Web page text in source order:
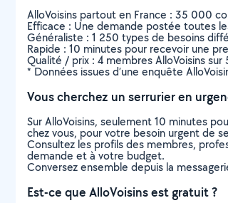
AlloVoisins partout en France : 35 000
Efficace : Une demande postée toutes
Généraliste : 1 250 types de besoins
Rapide : 10 minutes pour recevoir une
Qualité / prix : 4 membres AlloVoisins
* Données issues d’une enquête
Vous cherchez un serrurier en
Sur AlloVoisins, seulement 10 minutes
chez vous, pour votre besoin urgent de
Consultez les profils des membres,
demande et à votre budget.
Conversez ensemble depuis la
Est-ce que AlloVoisins est gratuit ?